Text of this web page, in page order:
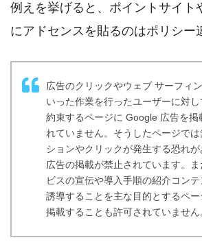
例えを挙げると、ポイントサイト
にアドセンスを貼るのはポリシー
広告のクリックやウェブ サーフィ
いった作業を行ったユーザーに対
約束するページに Google 広告を掲
れていません。そうしたページで
ションやクリックが発生する恐れ
広告の掲載が禁止されています。
ビスの宣伝や導入手順の紹介コン
誘導することを主な目的とするペ
掲載することも許可されていません